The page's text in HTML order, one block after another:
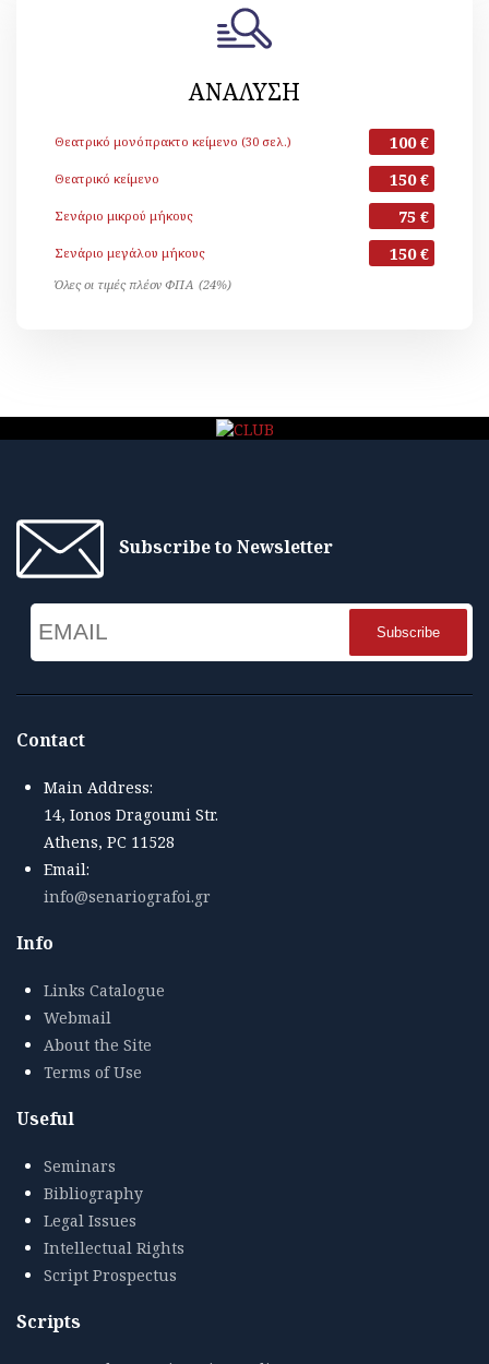
ΑΝΑΛΥΣΗ
Θεατρικό μονόπρακτο κείμενο (30 σελ.) 100 €
Θεατρικό κείμενο 150 €
Σενάριο μικρού μήκους 75 €
Σενάριο μεγάλου μήκους 150 €
Όλες οι τιμές πλέον ΦΠΑ (24%)
Subscribe to Newsletter
Name
Contact
Main Address:
14, Ionos Dragoumi Str.
Athens, PC 11528
Email:
info@senariografoi.gr
Info
Links Catalogue
Webmail
About the Site
Terms of Use
Useful
Seminars
Bibliography
Legal Issues
Intellectual Rights
Script Prospectus
Scripts